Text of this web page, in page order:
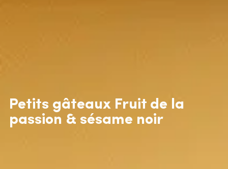
Petits gâteaux Fruit de la
passion & sésame noir